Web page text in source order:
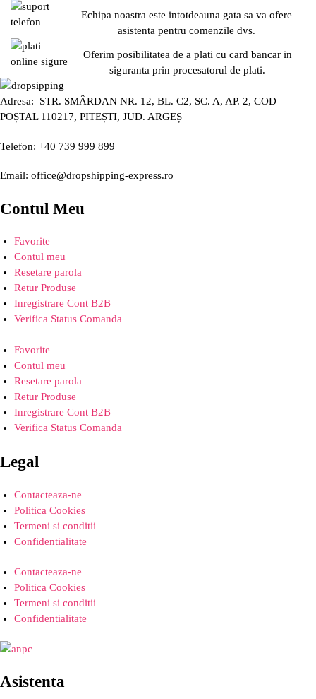
Echipa noastra este intotdeauna gata sa va ofere
asistenta pentru comenzile dvs.
Oferim posibilitatea de a plati cu card bancar in
siguranta prin procesatorul de plati.
Adresa: STR. SMÂRDAN NR. 12, BL. C2, SC. A, AP. 2, COD
POȘTAL 110217, PITEȘTI, JUD. ARGEȘ
Telefon: +40 739 999 899
Email: office@dropshipping-express.ro
Contul Meu
Favorite
Contul meu
Resetare parola
Retur Produse
Inregistrare Cont B2B
Verifica Status Comanda
Favorite
Contul meu
Resetare parola
Retur Produse
Inregistrare Cont B2B
Verifica Status Comanda
Legal
Contacteaza-ne
Politica Cookies
Termeni si conditii
Confidentialitate
Contacteaza-ne
Politica Cookies
Termeni si conditii
Confidentialitate
Asistenta